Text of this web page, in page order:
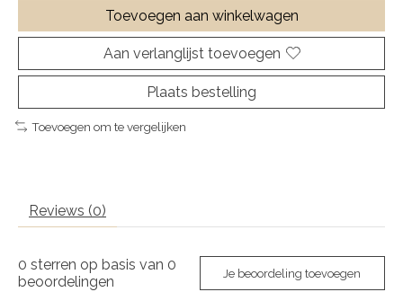
Toevoegen aan winkelwagen
Aan verlanglijst toevoegen
Plaats bestelling
Toevoegen om te vergelijken
Reviews (0)
0 sterren op basis van 0
beoordelingen
Je beoordeling toevoegen